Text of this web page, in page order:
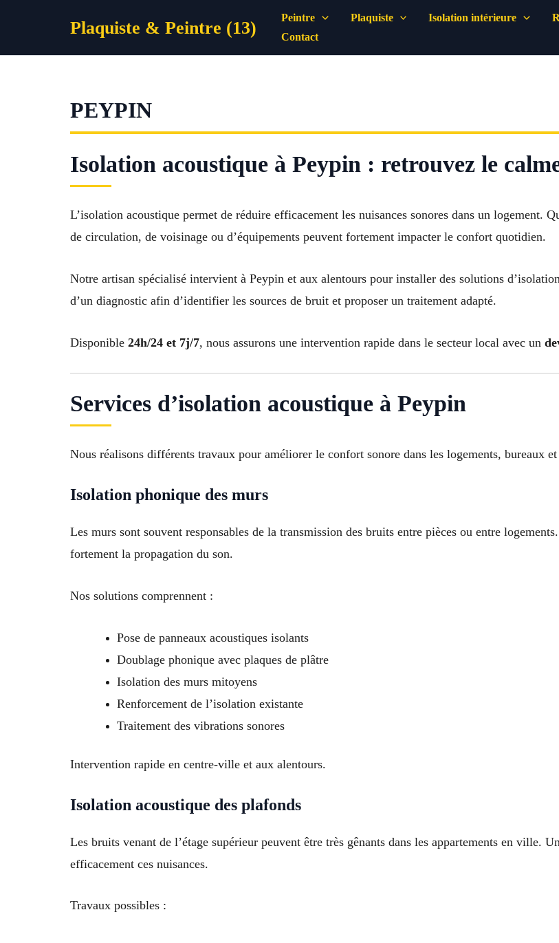
Plaquiste & Peintre (13) Peintre Plaquiste Isolation intérieure
Contact
PEYPIN
Isolation acoustique à Peypin : retrouvez le
L’isolation acoustique permet de réduire efficacement les nuisances sonores dans un
de circulation, de voisinage ou d’équipements peuvent fortement impacter le confort quotidien.
Notre artisan spécialisé intervient à Peypin et aux alentours pour installer des solutions
d’un diagnostic afin d’identifier les sources de bruit et proposer un traitement adapté.
Disponible 24h/24 et 7j/7, nous assurons une intervention rapide dans le secteur local avec un
Services d’isolation acoustique à Peypin
Nous réalisons différents travaux pour améliorer le confort sonore dans les logements, bureaux
Isolation phonique des murs
Les murs sont souvent responsables de la transmission des bruits entre pièces ou entre
fortement la propagation du son.
Nos solutions comprennent :
Pose de panneaux acoustiques isolants
Doublage phonique avec plaques de plâtre
Isolation des murs mitoyens
Renforcement de l’isolation existante
Traitement des vibrations sonores
Intervention rapide en centre-ville et aux alentours.
Isolation acoustique des plafonds
Les bruits venant de l’étage supérieur peuvent être très gênants dans les appartements en ville.
efficacement ces nuisances.
Travaux possibles :